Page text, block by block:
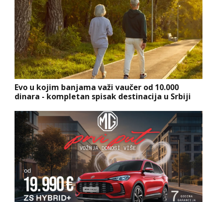
Evo u kojim banjama važi vaučer od 10.000
dinara - kompletan spisak destinacija u Srbiji